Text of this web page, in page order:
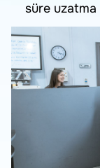
süre